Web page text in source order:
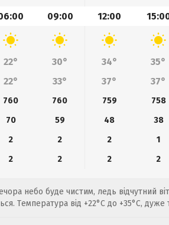
09:00 12:00
22° 30° 34° 35°
22° 33° 37° 37°
760 760 759 758
70 59 48 38
2 2 2 1
2 2 2 2
небо буде чистим, ледь відчутний
Температура від +22°C до +35°C, дуже